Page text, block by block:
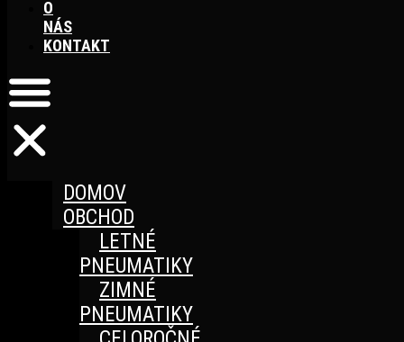
O
NÁS
KONTAKT
DOMOV
OBCHOD
LETNÉ
PNEUMATIKY
ZIMNÉ
PNEUMATIKY